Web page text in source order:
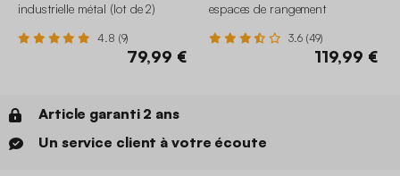
industrielle métal (lot de 2)
4.8 (9)
79,99 €
espaces de rangement
3.6 (49)
119,99 €
Article garanti 2 ans
Un service client à votre écoute